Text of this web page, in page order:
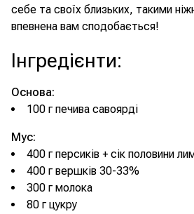
себе та своїх близьких, такими
впевнена вам сподобається!
Інгредієнти:
Основа:
100 г печива савоярді
Мус:
400 г персиків + сік половини
400 г вершків 30-33%
300 г молока
80 г цукру